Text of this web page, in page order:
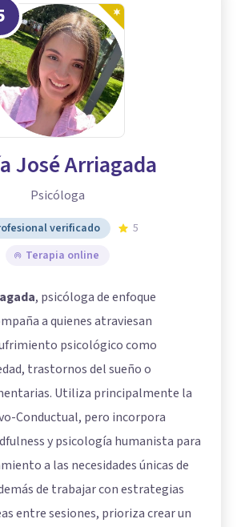
José Arriagada
Psicóloga
verificado
5
Terapia online
, psicóloga de enfoque
a quienes atraviesan
psicológico como
trastornos del sueño o
Utiliza principalmente la
Conductual, pero incorpora
y psicología humanista para
a las necesidades únicas de
de trabajar con estrategias
entre sesiones, prioriza crear un